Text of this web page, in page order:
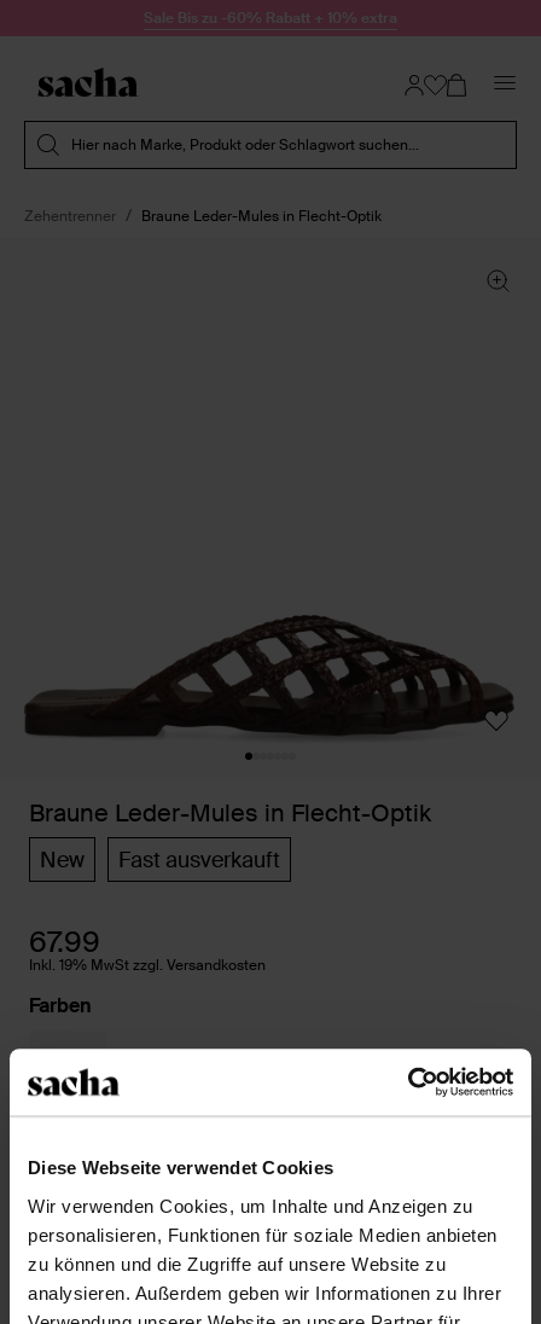
Diese Webseite verwendet Cookies
Wir verwenden Cookies, um Inhalte und Anzeigen zu
personalisieren, Funktionen für soziale Medien anbieten
zu können und die Zugriffe auf unsere Website zu
analysieren. Außerdem geben wir Informationen zu Ihrer
Zum Inhalt springenSale Bis zu -60% Rabatt + 10% extra
Hier nach Marke, Produkt oder Schlagwort suchen...
Zehentrenner Braune Leder-Mules in Flecht-Optik
Braune Leder-Mules in Flecht-Optik
New Fast ausverkauft
67.99
Inkl. 19% MwSt zzgl. Versandkosten
Farben
Größe auswählen
Trusted Shop-Gütesiegel
Rechnungskauf
14 Tage Bedenkzeit